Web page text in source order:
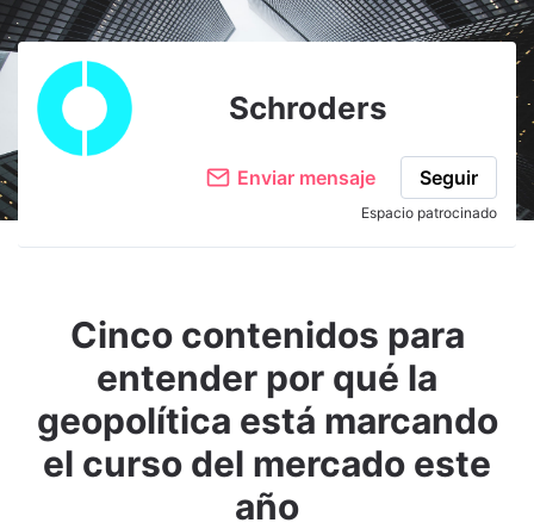
Adjuntar imagen Comentar
Schroders
Enviar mensaje Seguir
Espacio patrocinado
Cinco contenidos para
entender por qué la
geopolítica está marcando
el curso del mercado este
año